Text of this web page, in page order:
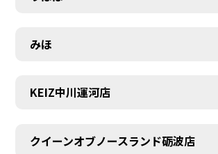
みほ
KEIZ中川運河店
クイーンオブノースランド砺波店